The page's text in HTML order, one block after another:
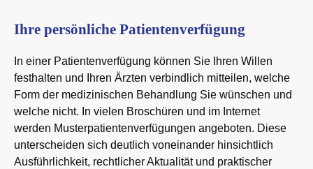
Ihre persönliche Patientenverfügung
In einer Patientenverfügung können Sie Ihren Willen
festhalten und Ihren Ärzten verbindlich mitteilen, welche
Form der medizinischen Behandlung Sie wünschen und
welche nicht. In vielen Broschüren und im Internet
werden Musterpatientenverfügungen angeboten. Diese
unterscheiden sich deutlich voneinander hinsichtlich
Ausführlichkeit, rechtlicher Aktualität und praktischer